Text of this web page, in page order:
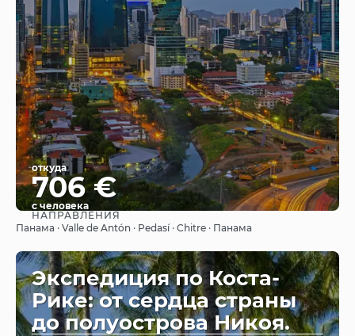
откуда
706 €
с человека
Видеть
НАПРАВЛЕНИЯ
Панама · Valle de Antón · Pedasí · Chitre · Панама
Экспедиция по Коста-
Рике: от сердца страны
до полуострова Никоя.